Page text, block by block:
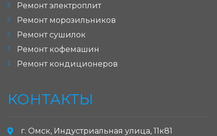
Ремонт электроплит
Ремонт морозильников
Ремонт сушилок
Ремонт кофемашин
Ремонт кондиционеров
КОНТАКТЫ
г. Омск, Индустриальная улица, 11к81